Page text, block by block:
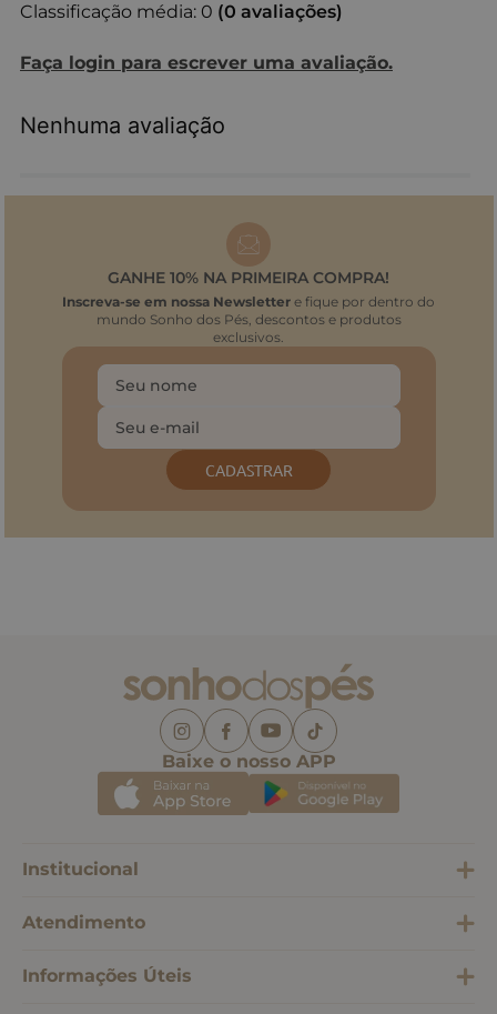
Classificação média: 0 (0 avaliações)
Faça login para escrever uma avaliação.
Nenhuma avaliação
GANHE 10% NA PRIMEIRA COMPRA!
Inscreva-se em nossa Newsletter e fique por dentro do
mundo Sonho dos Pés, descontos e produtos
exclusivos.
CADASTRAR
Baixe o nosso APP
Institucional
Atendimento
Informações Úteis